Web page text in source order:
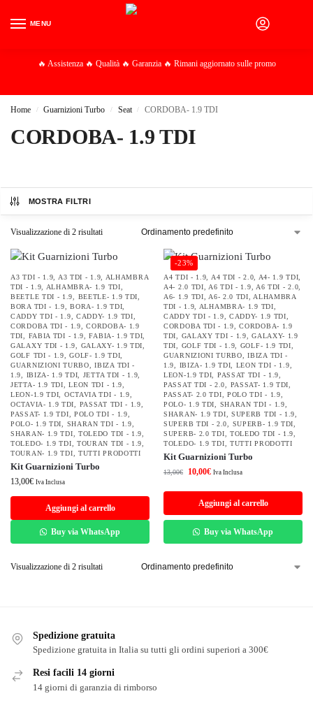
MENU
🔥 Assistenza 🔥 Qualità 🔥 Garanzia 🔥 Rimani aggiornato sulle promo
Home / Guarnizioni Turbo / Seat / CORDOBA- 1.9 TDI
CORDOBA- 1.9 TDI
MOSTRA FILTRI
Visualizzazione di 2 risultati
A3 TDI - 1.9 A3 TDI - 1.9
ALHAMBRA
TDI - 1.9
ALHAMBRA- 1.9 TDI
BEETLE TDI - 1.9
BEETLE- 1.9 TDI
BORA TDI - 1.9 ,BORA- 1.9 TDI
CADDY TDI - 1.9
CADDY- 1.9 TDI
CORDOBA TDI - 1.9 ,CORDOBA- 1.9
TDI
FABIA TDI - 1.9 ,FABIA- 1.9 TDI
GALAXY TDI - 1.9
GALAXY- 1.9 TDI
GOLF TDI - 1.9 ,GOLF- 1.9 TDI
GUARNIZIONI TURBO ,IBIZA TDI -
1.9
IBIZA- 1.9 TDI JETTA TDI - 1.9
JETTA- 1.9 TDI ,LEON TDI - 1.9
LEON-1.9 TDI
OCTAVIA TDI - 1.9
OCTAVIA- 1.9 TDI
PASSAT TDI - 1.9
PASSAT- 1.9 TDI
POLO TDI - 1.9
POLO- 1.9 TDI
SHARAN TDI - 1.9
SHARAN- 1.9 TDI
TOLEDO TDI - 1.9
TOLEDO- 1.9 TDI
TOURAN TDI - 1.9
TOURAN- 1.9 TDI
TUTTI PRODOTTI
Kit Guarnizioni Turbo
13,00€ Iva Inclusa
Aggiungi al carrello
Buy via WhatsApp
-23%
A4 TDI - 1.9 A4 TDI - 2.0 A4- 1.9 TDI
A4- 2.0 TDI
A6 TDI - 1.9 A6 TDI - 2.0
A6- 1.9 TDI
A6- 2.0 TDI
ALHAMBRA
TDI - 1.9
ALHAMBRA- 1.9 TDI
CADDY TDI - 1.9
CADDY- 1.9 TDI
CORDOBA TDI - 1.9 ,CORDOBA- 1.9
TDI
GALAXY TDI - 1.9 ,GALAXY- 1.9
TDI
GOLF TDI - 1.9 GOLF- 1.9 TDI
GUARNIZIONI TURBO ,IBIZA TDI -
1.9
IBIZA- 1.9 TDI LEON TDI - 1.9
LEON-1.9 TDI
PASSAT TDI - 1.9
PASSAT TDI - 2.0
PASSAT- 1.9 TDI
PASSAT- 2.0 TDI
POLO TDI - 1.9
POLO- 1.9 TDI
SHARAN TDI - 1.9
SHARAN- 1.9 TDI
SUPERB TDI - 1.9
SUPERB TDI - 2.0
SUPERB- 1.9 TDI
SUPERB- 2.0 TDI
TOLEDO TDI - 1.9
TOLEDO- 1.9 TDI
TUTTI PRODOTTI
Kit Guarnizioni Turbo
13,00€ 10,00€ Iva Inclusa
Aggiungi al carrello
Buy via WhatsApp
Visualizzazione di 2 risultati
Spedizione gratuita
Spedizione gratuita in Italia su tutti gli ordini superiori a 300€
Resi facili 14 giorni
14 giorni di garanzia di rimborso